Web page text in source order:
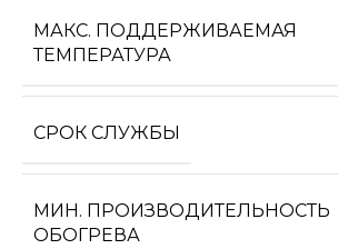
МАКС. ПОДДЕРЖИВАЕМАЯ
ТЕМПЕРАТУРА
СРОК СЛУЖБЫ
МИН. ПРОИЗВОДИТЕЛЬНОСТЬ
ОБОГРЕВА